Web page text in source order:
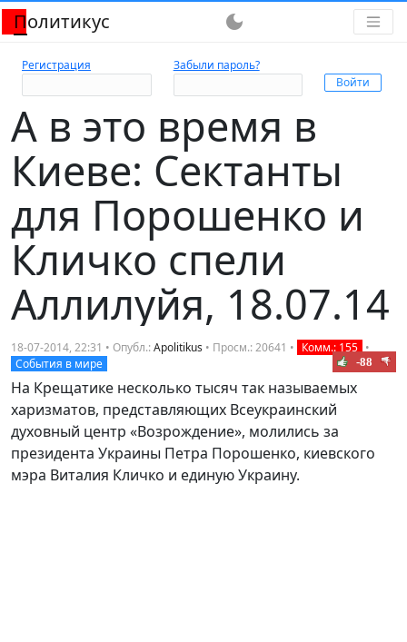
Политикус dark_mode
Регистрация Забыли пароль?
А в это время в
Киеве: Сектанты
для Порошенко и
Кличко спели
Аллилуйя, 18.07.14
18-07-2014, 22:31 • Опубл.:Apolitikus • Просм.: 20641 • Комм.: 155 •
События в мире
-88
На Крещатике несколько тысяч так называемых
харизматов, представляющих Всеукраинский
духовный центр «Возрождение», молились за
президента Украины Петра Порошенко, киевского
мэра Виталия Кличко и единую Украину.